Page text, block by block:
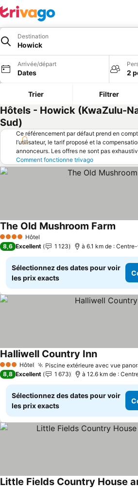
Destination
Howick
Arrivée/départ
Dates 2
Trier Filtrer
Hôtels - Howick (KwaZulu-
Sud)
Ce référencement par défaut prend en
l’utilisateur, le tarif proposé et la
annonceurs. Les offres ne sont pas
Comment fonctionne trivago
4 Étoiles Hôtel
The Old Mushroom Farm
8,6 Excellent 1 123 à 6.1 km de :
Sélectionnez des dates pour voir
les prix exacts
3 ÉtoilesHôtel Piscine extérieure avec vue
Halliwell Country Inn
8,8 Excellent 1 673 à 12.6 km de :
Sélectionnez des dates pour voir
les prix exacts
Little Fields Country House